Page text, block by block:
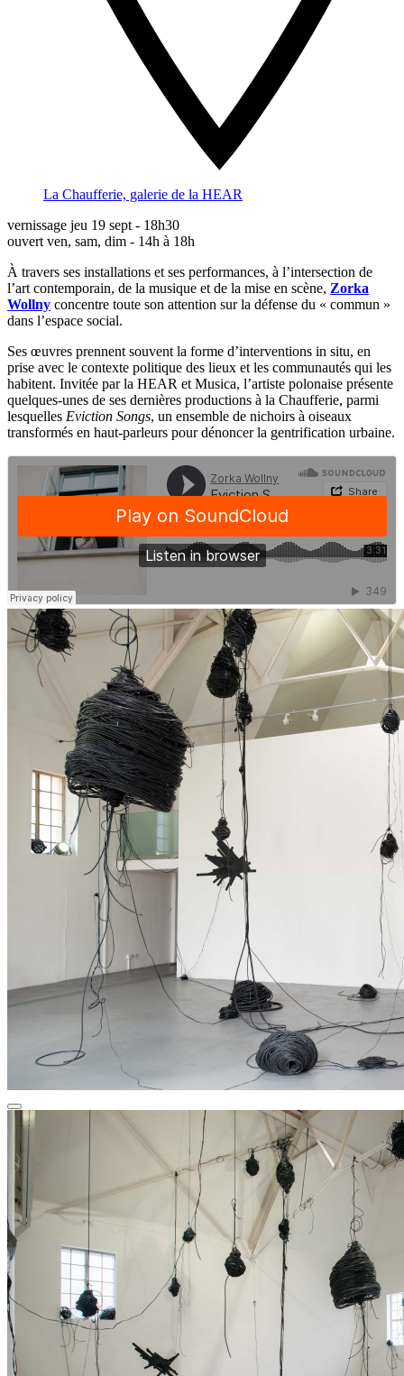
La Chaufferie, galerie de la HEAR
vernissage jeu 19 sept - 18h30
ouvert ven, sam, dim - 14h à 18h
À travers ses installations et ses performances, à l’intersection de
l’art contemporain, de la musique et de la mise en scène, Zorka
Wollny concentre toute son attention sur la défense du « commun »
dans l’espace social.
Ses œuvres prennent souvent la forme d’interventions in situ, en
prise avec le contexte politique des lieux et les communautés qui les
habitent. Invitée par la HEAR et Musica, l’artiste polonaise présente
quelques-unes de ses dernières productions à la Chaufferie, parmi
lesquelles Eviction Songs, un ensemble de nichoirs à oiseaux
transformés en haut-parleurs pour dénoncer la gentrification urbaine.